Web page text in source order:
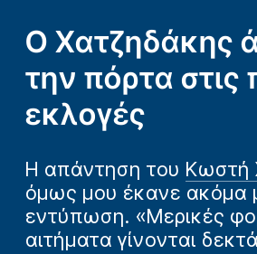
Ο Χατζηδάκης
την πόρτα στις
εκλογές
Η απάντηση του Κωστή
όμως μου έκανε ακόμα
εντύπωση. «Μερικές
αιτήματα γίνονται